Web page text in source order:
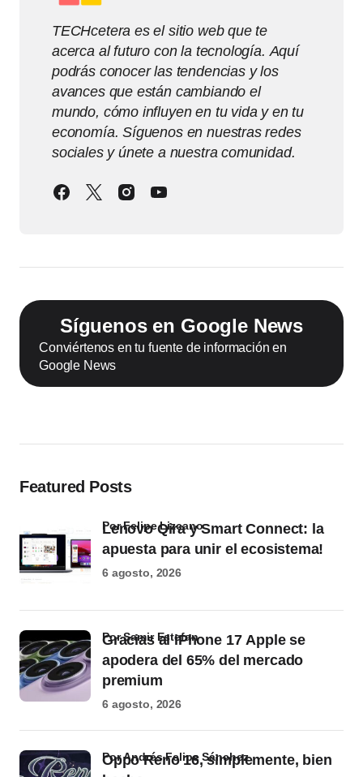
TECHcetera es el sitio web que te
acerca al futuro con la tecnología. Aquí
podrás conocer las tendencias y los
avances que están cambiando el
mundo, cómo influyen en tu vida y en tu
economía. Síguenos en nuestras redes
sociales y únete a nuestra comunidad.
Síguenos en Google News
Conviértenos en tu fuente de información en
Google News
Featured Posts
Lenovo Qira y Smart Connect: la
apuesta para unir el ecosistema!
por Felipe Lizcano
6 agosto, 2026
Gracias al iPhone 17 Apple se
apodera del 65% del mercado
premium
por Samir Estefan
6 agosto, 2026
Oppo Reno 16, simplemente, bien
por Andrés Felipe Sánchez